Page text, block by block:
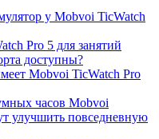
у Mobvoi TicWatch
Pro 5 для занятий
доступны?
Mobvoi TicWatch Pro
часов Mobvoi
улучшить повседневную